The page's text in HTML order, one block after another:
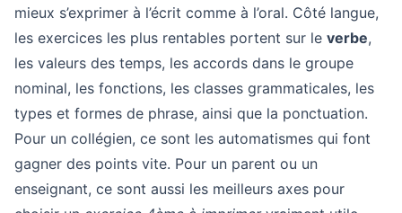
mieux s’exprimer à l’écrit comme à l’oral. Côté langue,
les exercices les plus rentables portent sur le verbe,
les valeurs des temps, les accords dans le groupe
nominal, les fonctions, les classes grammaticales, les
types et formes de phrase, ainsi que la ponctuation.
Pour un collégien, ce sont les automatismes qui font
gagner des points vite. Pour un parent ou un
enseignant, ce sont aussi les meilleurs axes pour